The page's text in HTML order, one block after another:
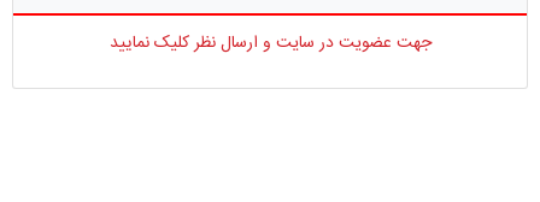
جهت عضویت در سایت و ارسال نظر کلیک نمایید